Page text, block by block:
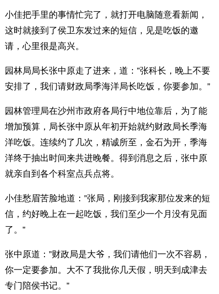
小佳把手里的事情忙完了，就打开电脑随意看新闻，
这时就接到了侯卫东发过来的短信，见是吃饭的邀
请，心里很是高兴。
园林局局长张中原走了进来，道：”张科长，晚上不要
安排了，我们请财政局季海洋局长吃饭，你要参加。”
园林管理局在沙州市政府各局行中地位靠后，为了能
增加预算，局长张中原从年初开始就约财政局长季海
洋吃饭。连续约了几次，精诚所至，金石为开，季海
洋终于抽出时间来共进晚餐。得到消息之后，张中原
就亲自到各个科室点兵点将。
小佳愁眉苦脸地道：”张局，刚接到我家那位发来的短
信，约好晚上在一起吃饭，我们至少一个月没有见面
了。”
张中原道：”财政局是大爷，我们请他们一次不容易，
你一定要参加。大不了我批你几天假，明天到成津去
专门陪侯书记。”